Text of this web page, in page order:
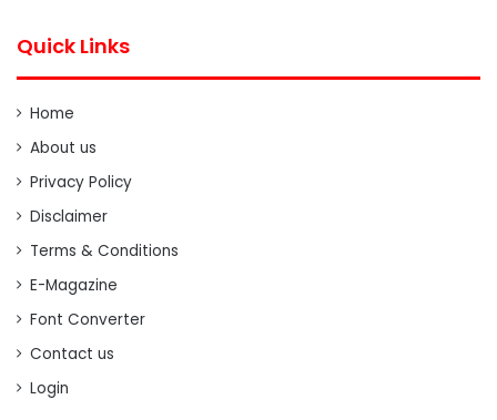
Quick Links
Home
About us
Privacy Policy
Disclaimer
Terms & Conditions
E-Magazine
Font Converter
Contact us
Login